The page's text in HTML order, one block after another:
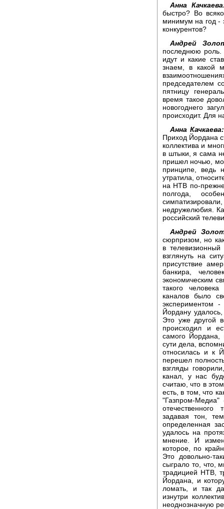
Анна
быстро? Во
минимум на год -
конкурентов?
Андрей
последнюю роль.
идут и какие
знаем, в какой
председателем
пятницу
время такое
новогоднего
происходит. Для
Анна Качкаева:
Приход Йордана
коллектива и
в штыки, я сама
пришел ночью,
принципе, ведь
утратила,
на НТВ по-
полгода,
недружелюбия.
российский
Андрей
сюрпризом, но
в
взглянуть на
присутствие
банкира,
экономическим
такого
каналов было
экспериментом
Йордану
Это уже другой
происходил и
самого Йордана,
сути дела,
относилась и к
перешел
взгляды
канал, у нас
считаю, что в
есть, в том, что
"Газпром-Медиа"
задавая тон,
определенная
удалось на
мнение. И
которое, по
Это довольно-
сыграло то, что,
традицией НТВ,
Йордана, и
ломать, и так
изнутри
неоднозначную